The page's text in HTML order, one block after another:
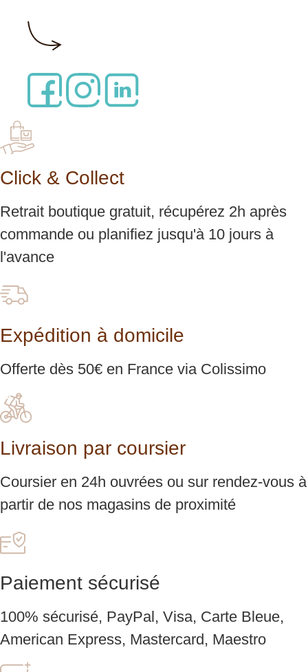
Click & Collect
Retrait boutique gratuit, récupérez 2h après
commande ou planifiez jusqu'à 10 jours à
l'avance
Expédition à domicile
Offerte dès 50€ en France via Colissimo
Livraison par coursier
Coursier en 24h ouvrées ou sur rendez-vous à
partir de nos magasins de proximité
Paiement sécurisé
100% sécurisé, PayPal, Visa, Carte Bleue,
American Express, Mastercard, Maestro